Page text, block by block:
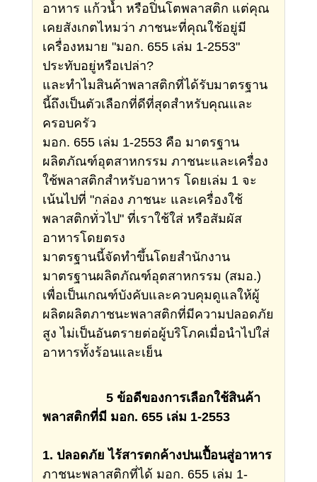
อาหาร แก้วน้ำ หรือปิ่นโตพลาสติก แต่คุณ
เคยสังเกตไหมว่า ภาชนะที่คุณใช้อยู่มี
เครื่องหมาย "มอก. 655 เล่ม 1-2553"
ประทับอยู่หรือเปล่า?
และทำไมสินค้าพลาสติกที่ได้รับมาตรฐาน
นี้ถึงเป็นตัวเลือกที่ดีที่สุดสำหรับคุณและ
ครอบครัว
มอก. 655 เล่ม 1-2553 คือ มาตรฐาน
ผลิตภัณฑ์อุตสาหกรรม ภาชนะและเครื่อง
ใช้พลาสติกสำหรับอาหาร โดยเล่ม 1 จะ
เน้นไปที่ "กล่อง ภาชนะ และเครื่องใช้
พลาสติกทั่วไป" ที่เราใช้ใส่ หรือสัมผัส
อาหารโดยตรง
มาตรฐานนี้จัดทำขึ้นโดยสำนักงาน
มาตรฐานผลิตภัณฑ์อุตสาหกรรม (สมอ.)
เพื่อเป็นเกณฑ์บังคับและควบคุมดูแลให้ผู้
ผลิตผลิตภาชนะพลาสติกที่มีความปลอดภัย
สูง ไม่เป็นอันตรายต่อผู้บริโภคเมื่อนำไปใส่
อาหารทั้งร้อนและเย็น
5 ข้อดีของการเลือกใช้สินค้า
พลาสติกที่มี มอก. 655 เล่ม 1-2553
1. ปลอดภัย ไร้สารตกค้างปนเปื้อนสู่อาหาร
ภาชนะพลาสติกที่ได้ มอก. 655 เล่ม 1-